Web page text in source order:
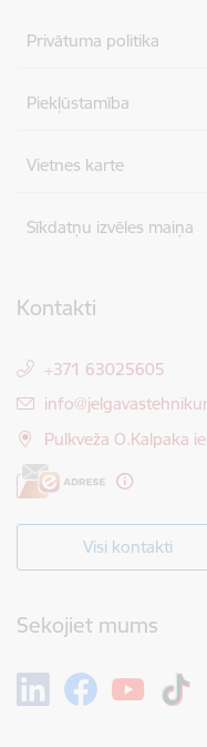
Privātuma politika
Piekļūstamība
Vietnes karte
Sīkdatņu izvēles maiņa
Kontakti
+371 63025605
E-pasts:
Pulkveža O.Kalpaka
Visi kontakti
Sekojiet mums